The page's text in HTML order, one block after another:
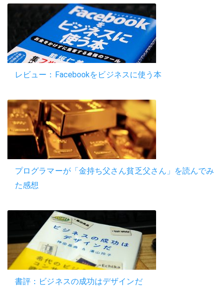
レビュー：Facebookをビジネスに使う本
プログラマーが「金持ち父さん貧乏父さん」を読んでみ
た感想
書評：ビジネスの成功はデザインだ